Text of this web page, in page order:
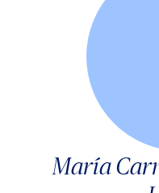
María